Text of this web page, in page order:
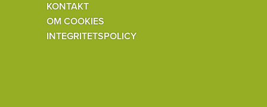
KONTAKT
OM COOKIES
INTEGRITETSPOLICY